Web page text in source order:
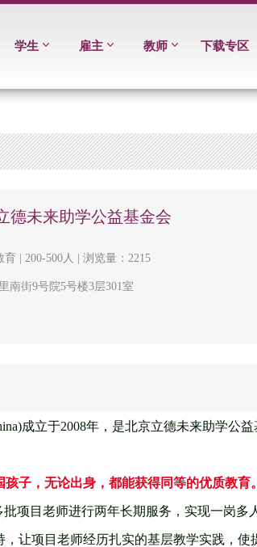
学生 雇主 教师 下载专区
德未来助学公益基金会
育 | 200-500人 | 浏览量：2215
南街9号院5号楼3层301室
成立于2008年，是北京立德未来助学
孩子，无论出身，都能获得同等的优质教育。
项目老师进行两年长期服务，实现一岗
让项目老师经历扎实的基层教学实践，